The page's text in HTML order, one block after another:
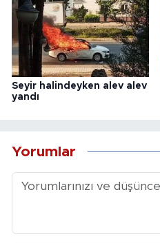
Seyir halindeyken alev alev
yandı
Yorumlar